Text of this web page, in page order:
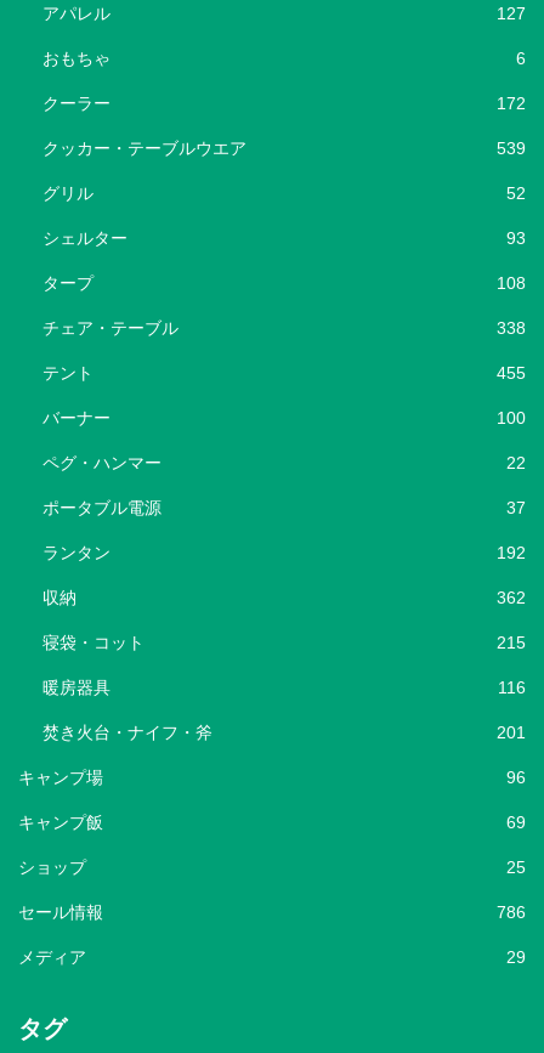
アパレル 127
おもちゃ 6
クーラー 172
クッカー・テーブルウエア 539
グリル 52
シェルター 93
タープ 108
チェア・テーブル 338
テント 455
バーナー 100
ペグ・ハンマー 22
ポータブル電源 37
ランタン 192
収納 362
寝袋・コット 215
暖房器具 116
焚き火台・ナイフ・斧 201
キャンプ場 96
キャンプ飯 69
ショップ 25
セール情報 786
メディア 29
タグ